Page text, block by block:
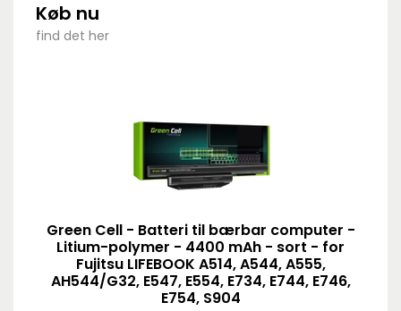
Køb nu
find det her
Green Cell - Batteri til bærbar computer -
Litium-polymer - 4400 mAh - sort - for
Fujitsu LIFEBOOK A514, A544, A555,
AH544/G32, E547, E554, E734, E744, E746,
E754, S904